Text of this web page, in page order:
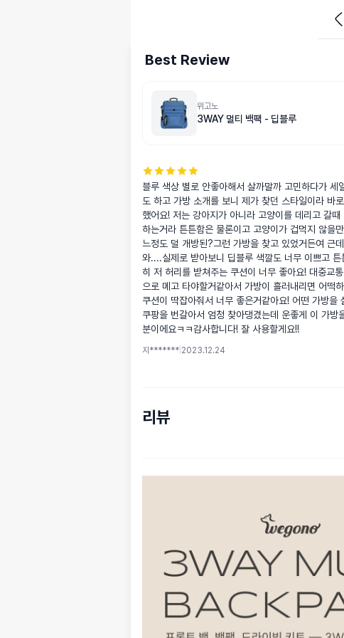
Best Review
위고노
3WAY 멀티 백팩 - 딥블루
블루 색상 별로 안좋아해서 살까말까 고민하다가 세
도 하고 가방 소개를 보니 제가 찾던 스타일이라 바
했어요! 저는 강아지가 아니라 고양이를 데리고 갈때
하는거라 튼튼함은 물론이고 고양이가 겁먹지 않을
느정도 덜 개방된?그런 가방을 찾고 있었거든여 근
와....실제로 받아보니 딥블루 색깔도 너무 이쁘고
히 저 허리를 받쳐주는 쿠션이 너무 좋아요! 대중교
으로 메고 타야할거같아서 가방이 흘러내리면 어떡
쿠션이 딱잡아줘서 너무 좋은거같아요! 어떤 가방을
쿠팡을 번갈아서 엄청 찾아댕겼는데 운좋게 이 가방
분이에요ㅋㅋ감사합니다! 잘 사용할게요!!
지******* 2023.12.24
리뷰